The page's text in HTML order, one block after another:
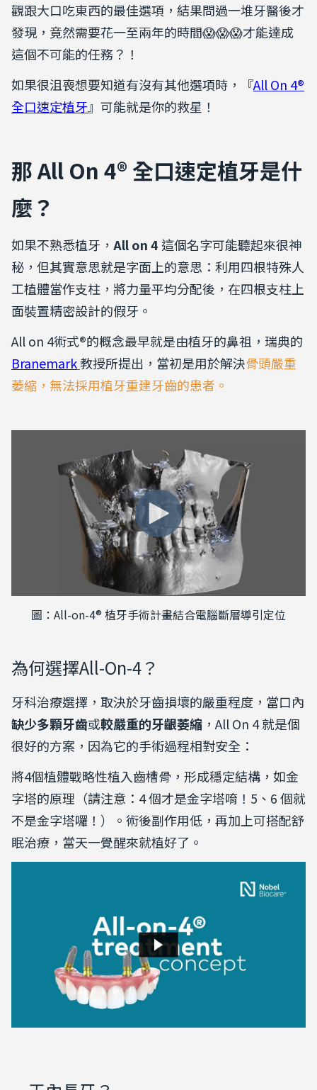
觀跟大口吃東西的最佳選項，結果問過一堆牙醫後才
發現，竟然需要花一至兩年的時間😱😱😱才能達成
這個不可能的任務？！
如果很沮喪想要知道有沒有其他選項時，『All On 4®
全口速定植牙』可能就是你的救星！
那 All On 4® 全口速定植牙是什
麼？
如果不熟悉植牙， All on 4 這個名字可能聽起來很神
秘，但其實意思就是字面上的意思：利用四根特殊人
工植體當作支柱，將力量平均分配後，在四根支柱上
面裝置精密設計的假牙。
All on 4術式®的概念最早就是由植牙的鼻祖，瑞典的
Branemark教授所提出，當初是用於解決骨頭嚴重
萎縮，無法採用植牙重建牙齒的患者。
圖：All-on-4® 植牙手術計畫結合電腦斷層導引定位
為何選擇All-On-4？
牙科治療選擇，取決於牙齒損壞的嚴重程度，當口內
缺少多顆牙齒或較嚴重的牙齦萎縮 ，All On 4 就是個
很好的方案，因為它的手術過程相對安全：
將4個植體戰略性植入齒槽骨，形成穩定結構，如金
字塔的原理（請注意：4 個才是金字塔唷！5、6 個就
不是金字塔囉！）。術後副作用低，再加上可搭配舒
眠治療，當天一覺醒來就植好了。